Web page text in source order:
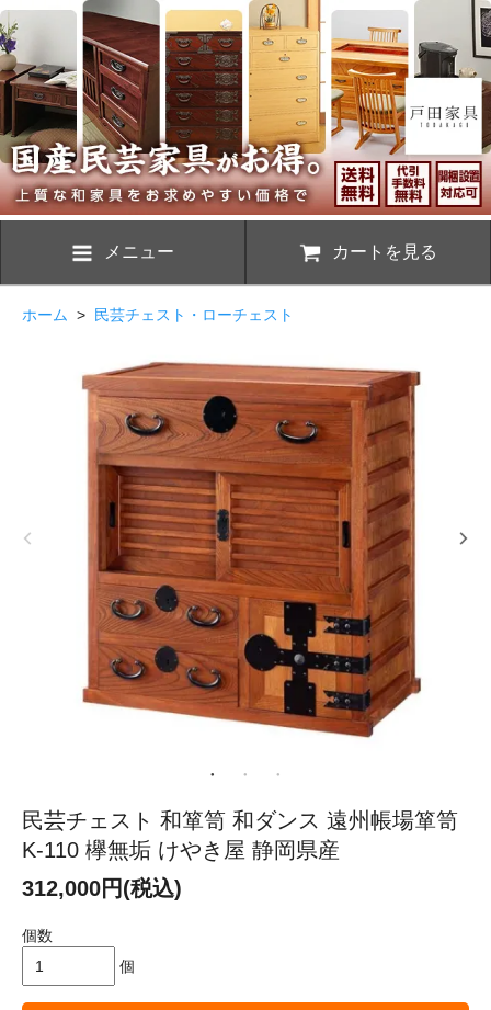
メニュー カートを見る
ホーム > 民芸チェスト・ローチェスト
民芸チェスト 和箪笥 和ダンス 遠州帳場箪笥
K-110 欅無垢 けやき屋 静岡県産
312,000円(税込)
個数
個